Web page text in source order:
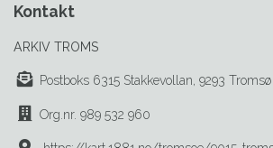
Kontakt
ARKIV TROMS
Postboks 6315 Stakkevollan, 9293 Tromsø
Org.nr. 989 532 960